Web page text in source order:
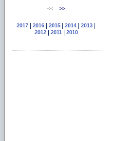
<< >>
2017 2016 2015 2014 2013
2012| 2011| 2010